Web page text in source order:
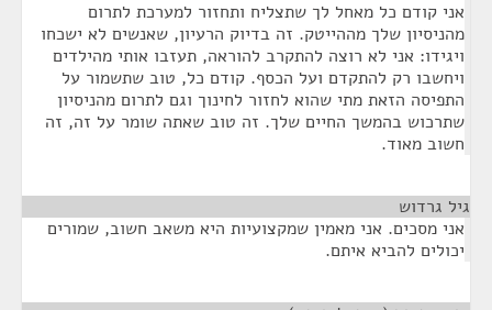
אני קודם כל מאחל לך שתצליח ותחזור למערכת לתרום
מהניסיון שלך מההייטק. זה בדיוק הרעיון, שאנשים לא ישכחו
ויגידו: אני לא רוצה להתקרב להוראה, תעזבו אותי מהילדים
ויחשבו רק להתקדם ועל הכסף. קודם כל, טוב שתשמור על
התפיסה הזאת מתי שהוא לחזור לחינוך וגם לתרום מהניסיון
שתרכוש בהמשך החיים שלך. זה טוב שאתה שומר על זה, זה
חשוב מאוד.
גיל גרדוש
אני מסכים. אני מאמין שמקצועיות היא משאב חשוב, שמורים
יכולים להביא איתם.